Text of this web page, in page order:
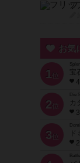
お気
1 位
宝
2 位
Die
カ
3 位